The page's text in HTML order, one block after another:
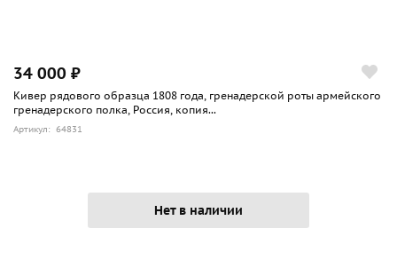
34 000 ₽
Кивер рядового образца 1808 года, гренадерской роты армейского
гренадерского полка, Россия, копия...
Артикул: 64831
Нет в наличии